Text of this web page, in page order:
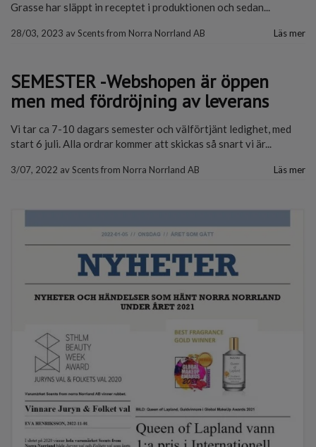
Grasse har släppt in receptet i produktionen och sedan...
28/03, 2023 avScents from Norra Norrland AB Läs mer
SEMESTER -Webshopen är öppen
men med fördröjning av leverans
Vi tar ca 7-10 dagars semester och välförtjänt ledighet, med
start 6 juli. Alla ordrar kommer att skickas så snart vi är...
3/07, 2022 avScents from Norra Norrland AB Läs mer